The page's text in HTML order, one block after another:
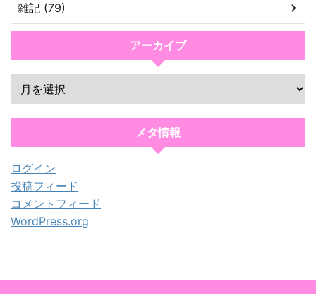
雑記 (79)
アーカイブ
メタ情報
ログイン
投稿フィード
コメントフィード
WordPress.org